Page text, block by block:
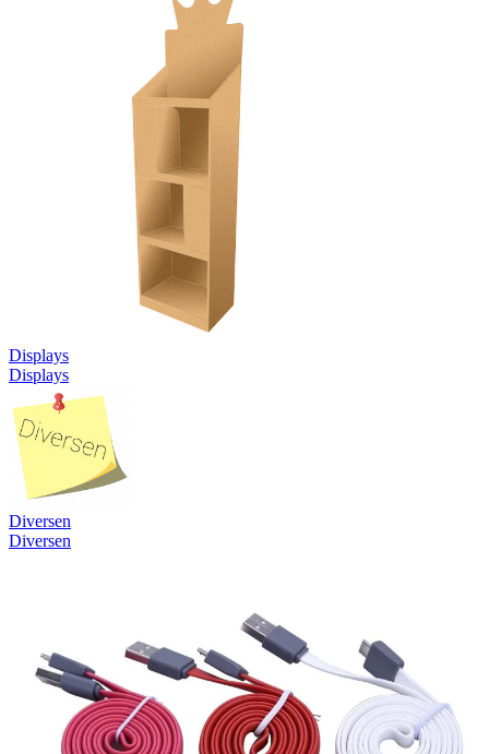
Displays
Displays
Diversen
Diversen